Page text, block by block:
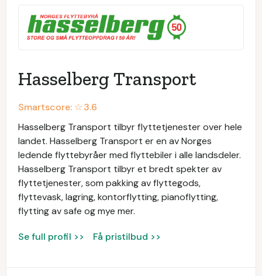
Hasselberg Transport
Smartscore: ☆3.6
Hasselberg Transport tilbyr flyttetjenester over hele
landet. Hasselberg Transport er en av Norges
ledende flyttebyråer med flyttebiler i alle landsdeler.
Hasselberg Transport tilbyr et bredt spekter av
flyttetjenester, som pakking av flyttegods,
flyttevask, lagring, kontorflytting, pianoflytting,
flytting av safe og mye mer.
Se full profil >> Få pristilbud >>